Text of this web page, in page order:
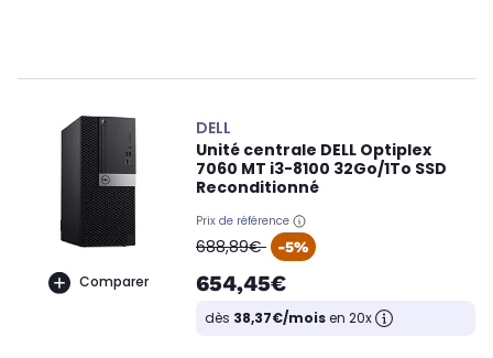
Comparer
DELL
Unité centrale DELL Optiplex
7060 MT i3-8100 32Go/1To SSD
Reconditionné
Prix de référence
oldPrice
688,89€ -5%
654,45€
dès 38,37€/moisen 20x